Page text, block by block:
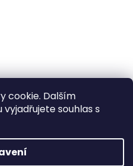
cookie. Dalším
souhlas s
×
Získáte jí